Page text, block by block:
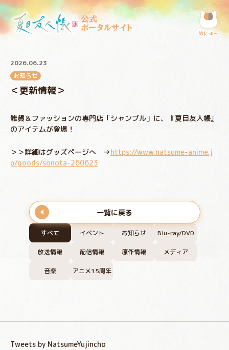
公式
ポータルサイト
めにゅ〜
すべて イベント お知らせ Blu-ray/DVD
放送情報 配信情報 原作情報 メディア
音楽 アニメ15周年
2026.06.23
お知らせ
＜更新情報＞
雑貨＆ファッションの専門店「シャンブル」に、『夏目友人帳』
のアイテムが登場！
＞＞詳細はグッズページへ →https://www.natsume-anime.j
p/goods/sonota-260623
一覧に戻る
Tweets by NatsumeYujincho